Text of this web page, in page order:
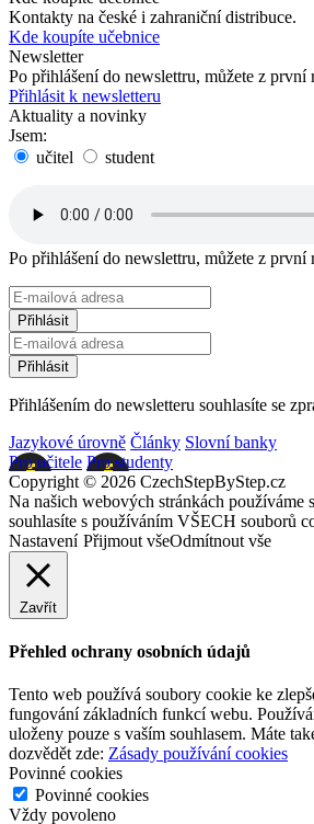
Kontakty na české i zahraniční distribuce.
Kde koupíte učebnice
Newsletter
Po přihlášení do newslettru, můžete z
Přihlásit k newsletteru
Aktuality a novinky
Jsem:
učitel
student
Po přihlášení do newslettru, můžete z
Přihlášením do newsletteru souhlasíte se
Jazykové úrovně Články Slovní banky
Pro učitele Pro studenty
Copyright © 2026 CzechStepByStep.cz
Na našich webových stránkách používáme
souhlasíte s používáním VŠECH souborů
Nastavení Přijmout všeOdmítnout vše
Zavřít
Přehled ochrany osobních údajů
Tento web používá soubory cookie ke
fungování základních funkcí webu.
uloženy pouze s vaším souhlasem. Máte
dozvědět zde: Zásady používání cookies
Povinné cookies
Povinné cookies
Vždy povoleno